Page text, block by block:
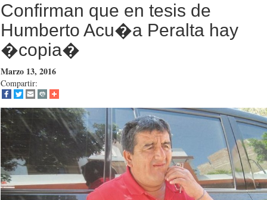
Confirman que en tesis de
Humberto Acu�a Peralta hay
�copia�
Marzo 13, 2016
Compartir: